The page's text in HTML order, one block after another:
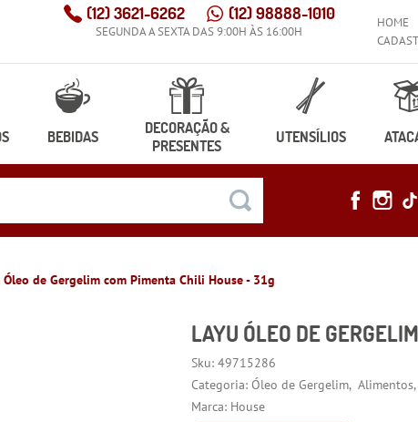
(12)3621-6262 (12)98888-1010
SEGUNDA A SEXTA DAS 9:00H ÀS 16:00H
HOME
BEBIDAS
DECORAÇÃO &
PRESENTES
UTENSÍLIOS
Óleo de Gergelim com Pimenta Chili House - 31g
LAYU ÓLEO DE
Sku:49715286
Categoria: Óleo de Gergelim Alimentos
Marca: House